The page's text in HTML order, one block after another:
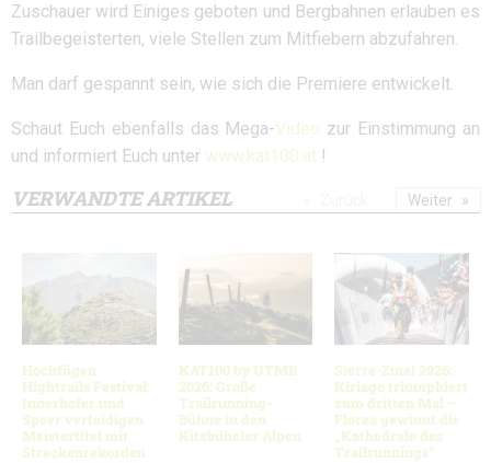
Zuschauer wird Einiges geboten und Bergbahnen erlauben es
Trailbegeisterten, viele Stellen zum Mitfiebern abzufahren.
Man darf gespannt sein, wie sich die Premiere entwickelt.
Schaut Euch ebenfalls das Mega-Video zur Einstimmung an
und informiert Euch unter www.kat100.at !
VERWANDTE ARTIKEL
Hochfügen
Hightrails Festival:
Innerhofer und
Speer verteidigen
Meistertitel mit
Streckenrekorden
KAT100 by UTMB
2026: Große
Trailrunning-
Bühne in den
Kitzbüheler Alpen
Sierre-Zinal 2026:
Kiriago triumphiert
zum dritten Mal –
Florea gewinnt die
„Kathedrale des
Trailrunnings“
Weiter